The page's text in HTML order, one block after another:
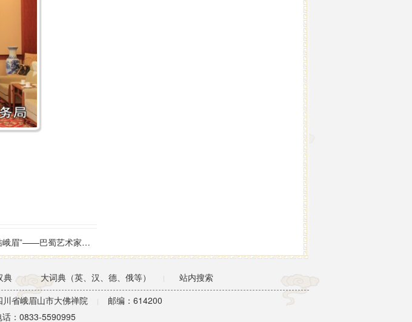
蜀艺术家峨眉山佛教文化之行
典 | 大词典（英、汉、德、俄等） |
站内搜索
川省峨眉山市大佛禅院 |
邮编：614200
：0833-5590995